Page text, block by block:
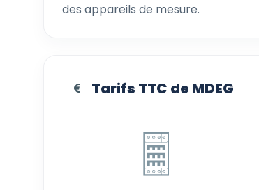
des appareils de mesure.
Tarifs TTC de MDEG